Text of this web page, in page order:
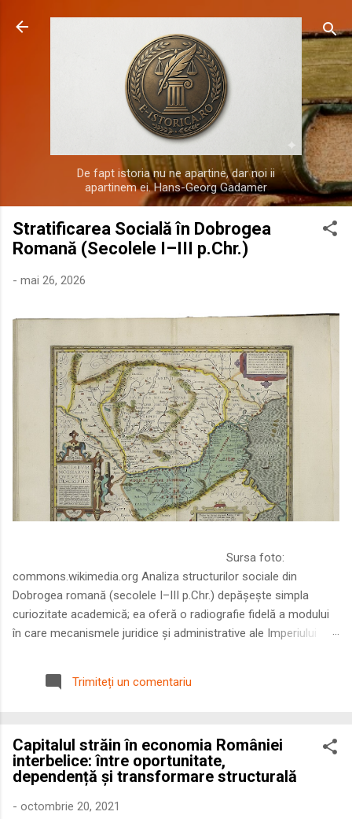
Treceți la conținutul principal
De fapt istoria nu ne apartine, dar noi ii
apartinem ei. Hans-Georg Gadamer
Stratificarea Socială în Dobrogea
Romană (Secolele I–III p.Chr.)
- mai 26, 2026
Sursa foto:
commons.wikimedia.org Analiza structurilor sociale din
Dobrogea romană (secolele I–III p.Chr.) depășește simpla
curiozitate academică; ea oferă o radiografie fidelă a modului
în care mecanismele juridice și administrative ale Imperiului
Într-o epocă în care prosperitatea excepțională a lumii romane
era susținută de o mobilitate socială dinamică și de o libertate
roman – în special a cetățenilor romani ( cives Romani ) în
țesutul urban și rural dobrogean – ne permite să măsurăm cu
precizie profunzimea și ritmul procesului de rom...
Trimiteți un comentariu
Capitalul străin în economia României
interbelice: între oportunitate,
dependență și transformare structurală
- octombrie 20, 2021